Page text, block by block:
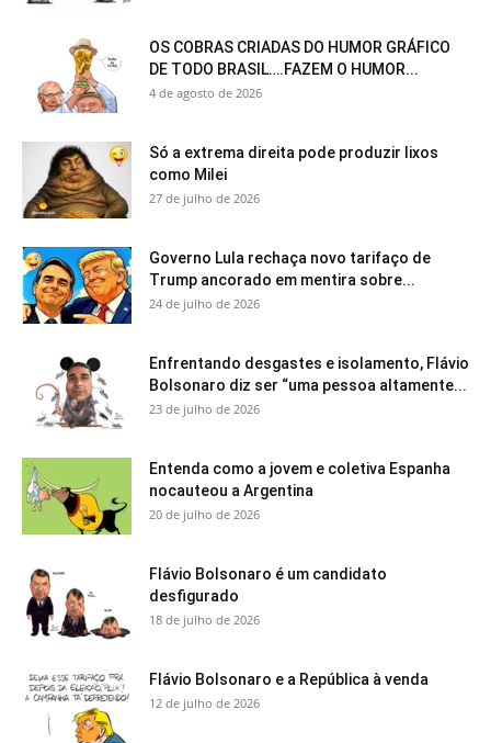
OS COBRAS CRIADAS DO HUMOR GRÁFICO
DE TODO BRASIL….FAZEM O HUMOR...
4 de agosto de 2026
Só a extrema direita pode produzir lixos
como Milei
27 de julho de 2026
Governo Lula rechaça novo tarifaço de
Trump ancorado em mentira sobre...
24 de julho de 2026
Enfrentando desgastes e isolamento, Flávio
Bolsonaro diz ser “uma pessoa altamente...
23 de julho de 2026
Entenda como a jovem e coletiva Espanha
nocauteou a Argentina
20 de julho de 2026
Flávio Bolsonaro é um candidato
desfigurado
18 de julho de 2026
Flávio Bolsonaro e a República à venda
12 de julho de 2026